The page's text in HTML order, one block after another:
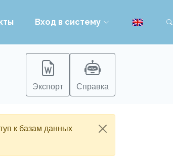
Вход в систему
Экспорт Справка
к базам данных